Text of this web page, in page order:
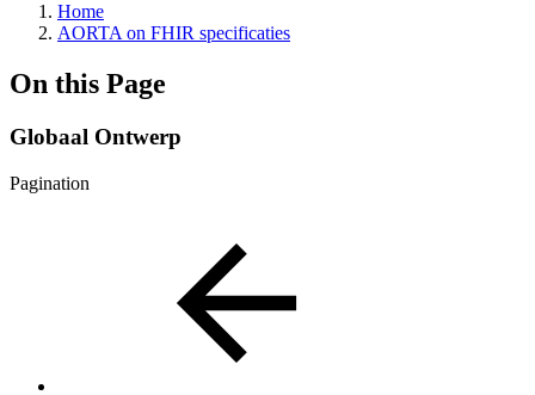
Home
AORTA on FHIR specificaties
On this Page
Globaal Ontwerp
Pagination